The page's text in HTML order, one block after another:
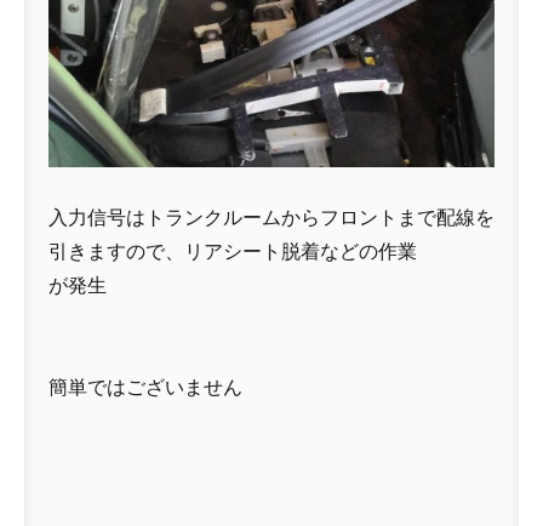
入力信号はトランクルームからフロントまで配線を
引きますので、リアシート脱着などの作業
が発生
簡単ではございません